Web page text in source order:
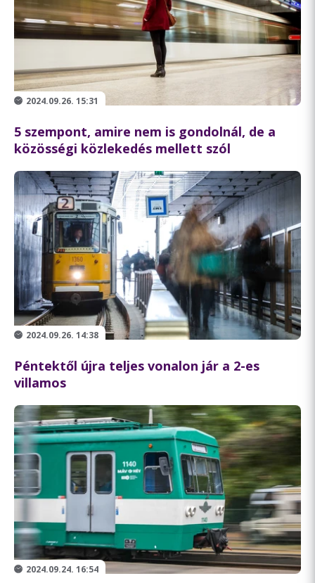
2024.09.26. 15:31
5 szempont, amire nem is gondolnál, de a
közösségi közlekedés mellett szól
2024.09.26. 14:38
Péntektől újra teljes vonalon jár a 2-es
villamos
2024.09.24. 16:54